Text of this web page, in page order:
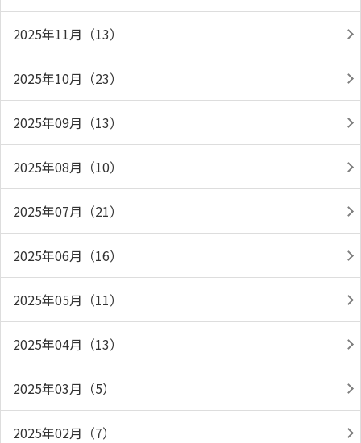
2025年11月（13）
2025年10月（23）
2025年09月（13）
2025年08月（10）
2025年07月（21）
2025年06月（16）
2025年05月（11）
2025年04月（13）
2025年03月（5）
2025年02月（7）